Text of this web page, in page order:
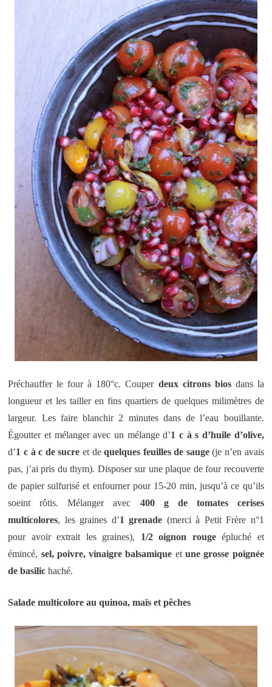
Préchauffer le four à 180°c. Couper deux citrons biosdans la
longueur et les tailler en fins quartiers de quelques milimètres de
largeur. Les faire blanchir 2 minutes dans de l’eau bouillante.
Égoutter et mélanger avec un mélange d’1 c à s d’huile d’olive,
d’1 c à c de sucre et dequelques feuilles de sauge(je n’en avais
pas, j’ai pris du thym). Disposer sur une plaque de four recouverte
de papier sulfurisé et enfourner pour 15-20 min, jusqu’à ce qu’ils
soeint rôtis. Mélanger avec 400 g de tomates cerises
multicolores, les graines d’1 grenade (merci à Petit Frère n°1
pour avoir extrait les graines), 1/2 oignon rougeépluché et
émincé, sel, poivre, vinaigre balsamique etune grosse poignée
de basilic haché.
Salade multicolore au quinoa, maïs et pêches